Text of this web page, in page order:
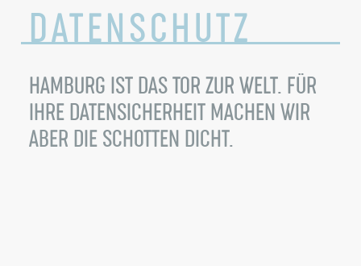
DATENSCHUTZ
HAMBURG IST DAS TOR ZUR WELT. FÜR
IHRE DATENSICHERHEIT MACHEN WIR
ABER DIE SCHOTTEN DICHT.